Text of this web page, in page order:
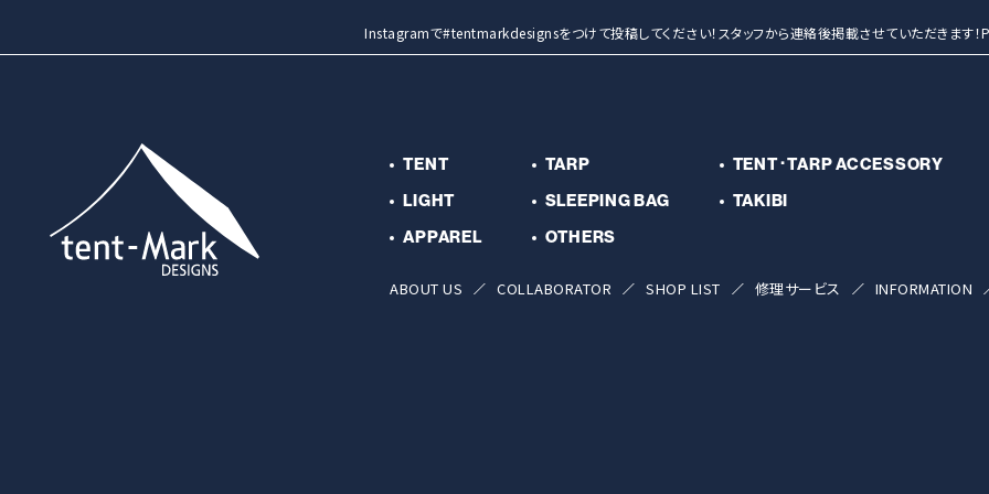
Instagramで#tentmarkdesignsをつけて投稿してください！スタッフから連絡後掲載させていただきます
TENT TARP
TENT･TARP ACCESSORY
LIGHT
SLEEPING BAG
TAKIBI
APPAREL
OTHERS
ABOUT US COLLABORATOR SHOP LIST 修理サービス INFORMATION